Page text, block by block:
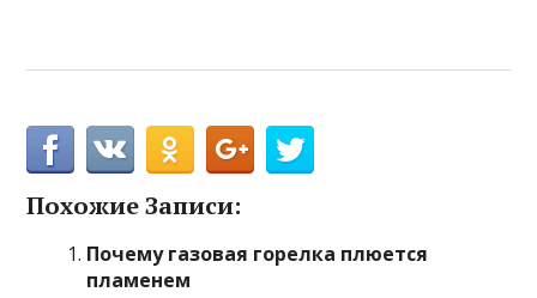
Похожие Записи:
Почему газовая горелка плюется
пламенем